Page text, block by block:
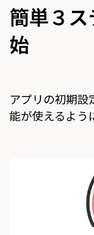
簡単３
始
アプリの初期設
能が使えるよう